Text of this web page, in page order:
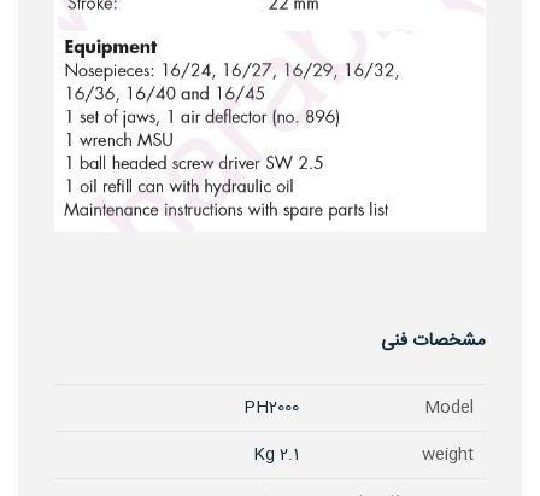
مشخصات فنی
Model
PH2000
weight
2.1 Kg